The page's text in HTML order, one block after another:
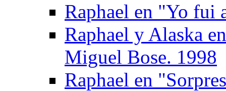
Raphael en "Yo fui
Raphael y Alaska
Miguel Bose. 1998
Raphael en